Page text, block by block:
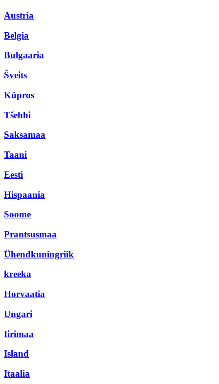
Austria
Belgia
Bulgaaria
Šveits
Küpros
Tšehhi
Saksamaa
Taani
Eesti
Hispaania
Soome
Prantsusmaa
Ühendkuningriik
kreeka
Horvaatia
Ungari
Iirimaa
Island
Itaalia